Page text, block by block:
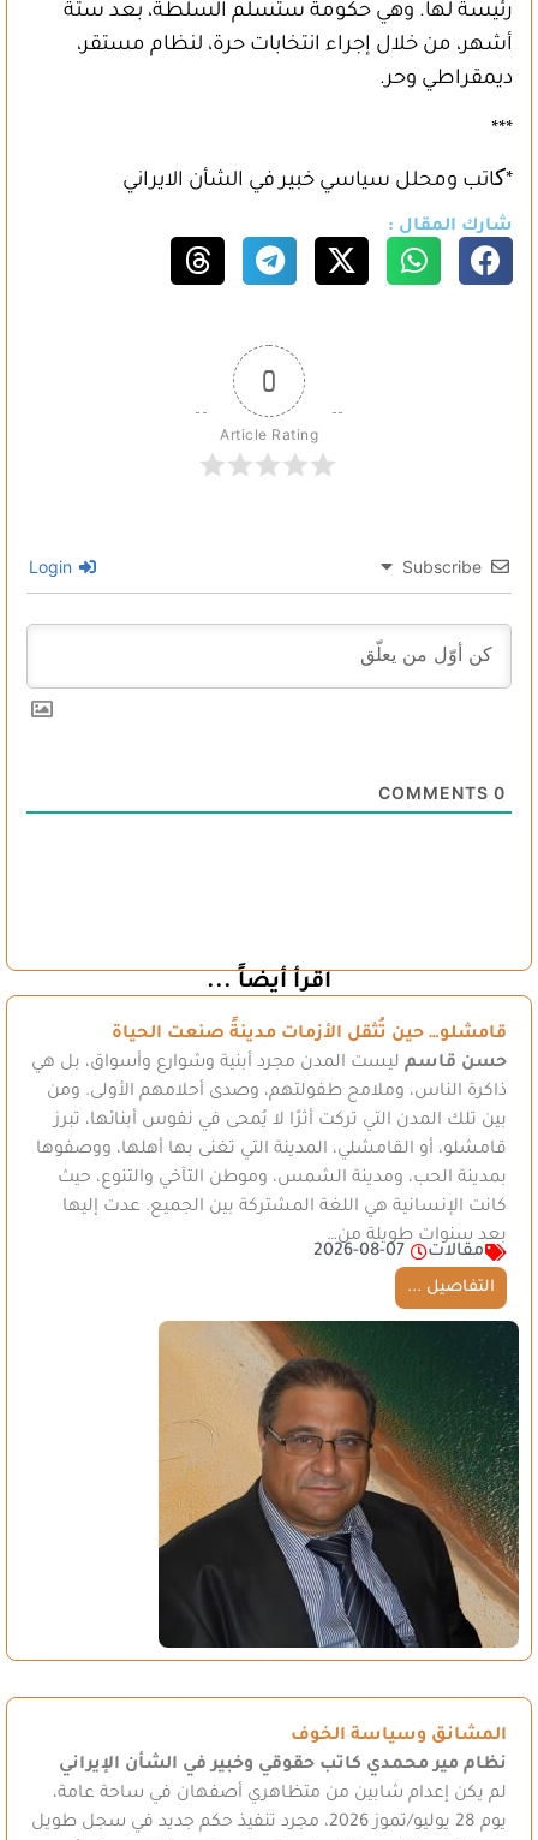
رئيسة لها. وهي حكومة ستسلم السلطة، بعد ستة
أشهر، من خلال إجراء انتخابات حرة، لنظام مستقر،
ديمقراطي وحر.
***
*کاتب ومحلل سياسي خبير في الشأن الايراني
شارك المقال :
0
Article Rating
Subscribe
0
اقرأ أيضاً ...
قامشلو… حين تُثقل الأزمات مدينةً صنعت الحياة
حسن قاسم ليست المدن مجرد أبنية وشوارع وأسواق، بل هي
ذاكرة الناس، وملامح طفولتهم، وصدى أحلامهم الأولى. ومن
بين تلك المدن التي تركت أثرًا لا يُمحى في نفوس أبنائها، تبرز
قامشلو، أو القامشلي، المدينة التي تغنى بها أهلها، ووصفوها
بمدينة الحب، ومدينة الشمس، وموطن التآخي والتنوع، حيث
كانت الإنسانية هي اللغة المشتركة بين الجميع. عدت إليها
بعد سنوات طويلة من…
مقالات
2026-08-07
التفاصيل ...
المشانق وسياسة الخوف
نظام مير محمدي كاتب حقوقي وخبير في الشأن الإيراني
لم يكن إعدام شابين من متظاهري أصفهان في ساحة عامة،
يوم 28 يوليو/تموز 2026، مجرد تنفيذ حكم جديد في سجل طويل